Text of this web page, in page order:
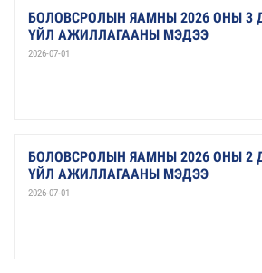
БОЛОВСРОЛЫН ЯАМНЫ 2026 ОНЫ 3
ҮЙЛ АЖИЛЛАГААНЫ МЭДЭЭ
2026-07-01
БОЛОВСРОЛЫН ЯАМНЫ 2026 ОНЫ 2
ҮЙЛ АЖИЛЛАГААНЫ МЭДЭЭ
2026-07-01